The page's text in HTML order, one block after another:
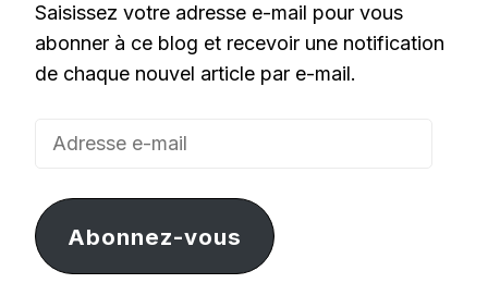
Saisissez votre adresse e-mail pour vous
abonner à ce blog et recevoir une notification
de chaque nouvel article par e-mail.
Adresse
mail
Abonnez-vous